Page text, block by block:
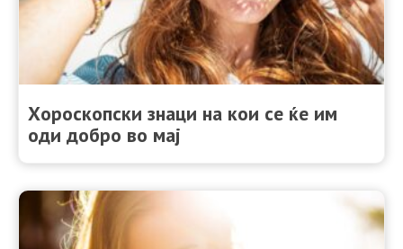
Хороскопски знаци на кои се ќе им
оди добро во мај